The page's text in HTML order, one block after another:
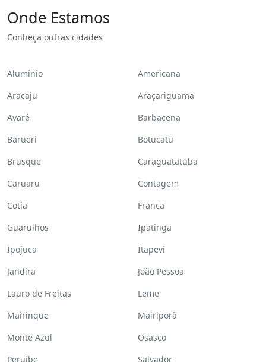
Onde Estamos
Conheça outras cidades
Alumínio
Americana
Aracaju
Araçariguama
Avaré
Barbacena
Barueri
Botucatu
Brusque
Caraguatatuba
Caruaru
Contagem
Cotia
Franca
Guarulhos
Ipatinga
Ipojuca
Itapevi
Jandira
João Pessoa
Lauro de Freitas
Leme
Mairinque
Mairiporã
Monte Azul
Osasco
Peruíbe
Salvador